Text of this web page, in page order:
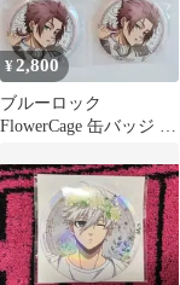
¥2,800
ブルーロック
FlowerCage 缶バッジ 糸